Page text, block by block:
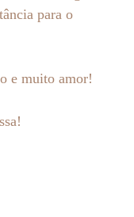
para o
e muito amor!